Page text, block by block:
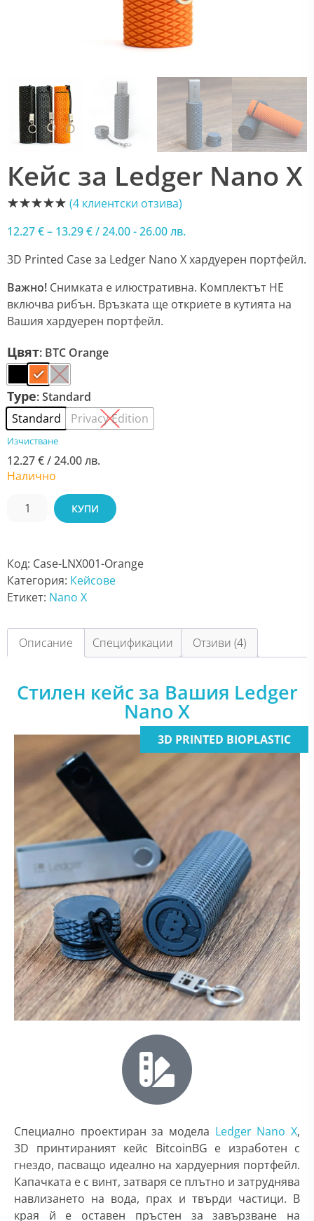
Кейс за Ledger Nano X
(4 клиентски отзива)
12.27€– 13.29€/ 24.00 - 26.00 лв.
3D Printed Case за Ledger Nano X хардуерен портфейл.
Важно! Снимката е илюстративна. Комплектът НЕ
включва рибън. Връзката ще откриете в кутията на
Вашия хардуерен портфейл.
Цвят: BTC Orange
Type: Standard
Standard
Privacy Edition
Изчистване
12.27€/ 24.00 лв.
Налично
КУПИ
Код: Case-LNX001-Orange
Категория: Кейсове
Етикет: Nano X
Описание Спецификации Отзиви (4)
Стилен кейс за Вашия Ledger
Nano X
3D PRINTED BIOPLASTIC
Специално проектиран за модела Ledger Nano X,
3D принтираният кейс BitcoinBG е изработен с
гнездо, пасващо идеално на хардуерния портфейл.
Капачката е с винт, затваря се плътно и затруднява
навлизането на вода, прах и твърди частици. В
края й е оставен пръстен за завързване на